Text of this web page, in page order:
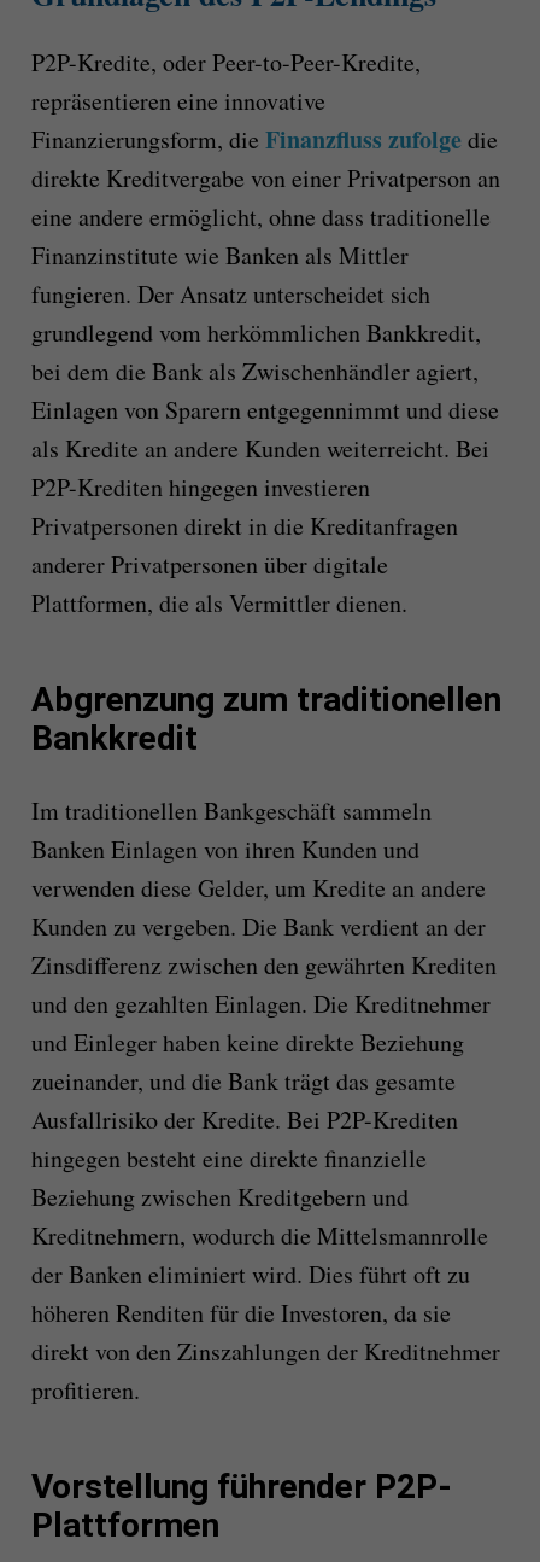
P2P-Kredite, oder Peer-to-Peer-Kredite,
repräsentieren eine innovative
Finanzierungsform, die Finanzfluss zufolgedie
direkte Kreditvergabe von einer Privatperson an
eine andere ermöglicht, ohne dass traditionelle
Finanzinstitute wie Banken als Mittler
fungieren. Der Ansatz unterscheidet sich
grundlegend vom herkömmlichen Bankkredit,
bei dem die Bank als Zwischenhändler agiert,
Einlagen von Sparern entgegennimmt und diese
als Kredite an andere Kunden weiterreicht. Bei
P2P-Krediten hingegen investieren
Privatpersonen direkt in die Kreditanfragen
anderer Privatpersonen über digitale
Plattformen, die als Vermittler dienen.
Abgrenzung zum traditionellen
Bankkredit
Im traditionellen Bankgeschäft sammeln
Banken Einlagen von ihren Kunden und
verwenden diese Gelder, um Kredite an andere
Kunden zu vergeben. Die Bank verdient an der
Zinsdifferenz zwischen den gewährten Krediten
und den gezahlten Einlagen. Die Kreditnehmer
und Einleger haben keine direkte Beziehung
zueinander, und die Bank trägt das gesamte
Ausfallrisiko der Kredite. Bei P2P-Krediten
hingegen besteht eine direkte finanzielle
Beziehung zwischen Kreditgebern und
Kreditnehmern, wodurch die Mittelsmannrolle
der Banken eliminiert wird. Dies führt oft zu
höheren Renditen für die Investoren, da sie
direkt von den Zinszahlungen der Kreditnehmer
profitieren.
Vorstellung führender P2P-
Plattformen